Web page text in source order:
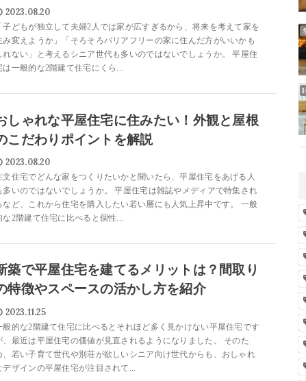
2023.08.20
子どもが独立して夫婦2人では家が広すぎるから、将来を考えて家を
み変えようか」「そろそろバリアフリーの家に住んだ方がいいかも
れない」と考えるシニア世代も多いのではないでしょうか。 平屋住
は一般的な2階建て住宅にくら...
しゃれな平屋住宅に住みたい！外観と屋根
こだわりポイントを解説
2023.08.20
文住宅でどんな家をつくりたいかと聞いたら、平屋住宅をあげる人
多いのではないでしょうか。 平屋住宅は雑誌やメディアで特集され
など、これから住宅を購入したい若い層にも人気上昇中です。 一般
な2階建て住宅に比べると個性...
築で平屋住宅を建てるメリットは？間取り
特徴やスペースの活かし方を紹介
2023.11.25
般的な2階建て住宅に比べるとそれほど多く見かけない平屋住宅です
、最近は平屋住宅の価値が見直されるようになりました。 そのた
、若い子育て世代や別荘が欲しいシニア向け世代からも、おしゃれ
デザインの平屋住宅が注目されて...